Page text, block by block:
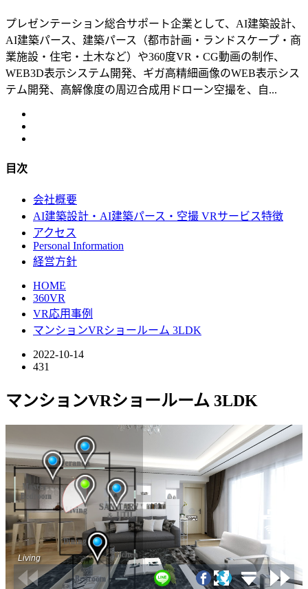
プレゼンテーション総合サポート企業として、AI建築設計、
AI建築パース、建築パース（都市計画・ランドスケープ・商
業施設・住宅・土木など）や360度VR・CG動画の制作、
WEB3D表示システム開発、ギガ高精細画像のWEB表示シス
テム開発、高解像度の周辺合成用ドローン空撮を、自...
目次
会社概要
AI建築設計・AI建築パース・空撮 VRサービス特徴
アクセス
Personal Information
経営方針
HOME
360VR
VR応用事例
マンションVRショールーム 3LDK
2022-10-14
431
マンションVRショールーム 3LDK